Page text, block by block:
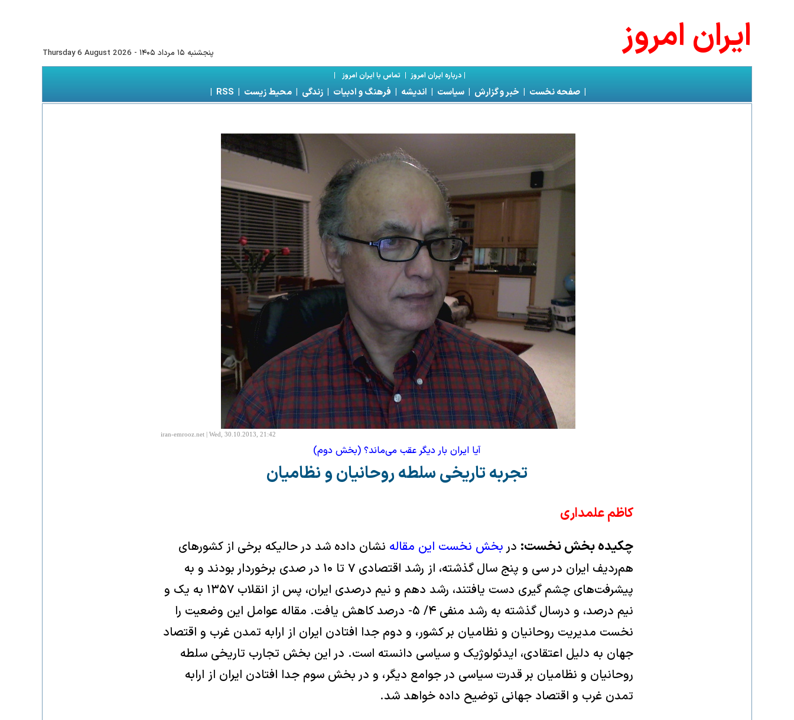
پنجشنبه ۱۵ مرداد ۱۴۰۵ -
Thursday 6 August 2026 ايران امروز
|درباره ايران امروز | تماس با ايران امروز |
| صفحه نخست | خبر و گزارش | سياست | انديشه | فرهنگ و ادبيات | زندگی | محیط زیست |
RSS
|
iran-emrooz.net | Wed, 30.10.2013, 21:42
آیا ایران بار دیگر عقب می‌ماند؟ (بخش دوم)
تجربه تاریخی سلطه روحانیان و نظامیان
کاظم علمداری
چکیده بخش نخست: دربخش نخست این مقاله نشان داده شد در حالیکه برخی از کشورهای
هم‌ردیف ایران در سی و پنج سال گذشته، از رشد اقتصادی ۷ تا ۱۰ در صدی برخوردار بودند و به
پیشرفت‌های چشم گیری دست یافتند، رشد دهم و نیم درصدی ایران، پس از انقلاب ۱۳۵۷ به یک و
نیم درصد، و درسال گذشته به رشد منفی ۴/ ۵- درصد کاهش یافت. مقاله عوامل این وضعیت را
نخست مدیریت روحانیان و نظامیان بر کشور، و دوم جدا افتادن ایران از ارابه تمدن غرب و اقتصاد
جهان به دلیل اعتقادی، ایدئولوژیک و سیاسی دانسته است. در این بخش تجارب تاریخی سلطه
روحانیان و نظامیان بر قدرت سیاسی در جوامع دیگر، و در بخش سوم جدا افتادن ایران از ارابه
تمدن غرب و اقتصاد جهانی توضیح داده خواهد شد.